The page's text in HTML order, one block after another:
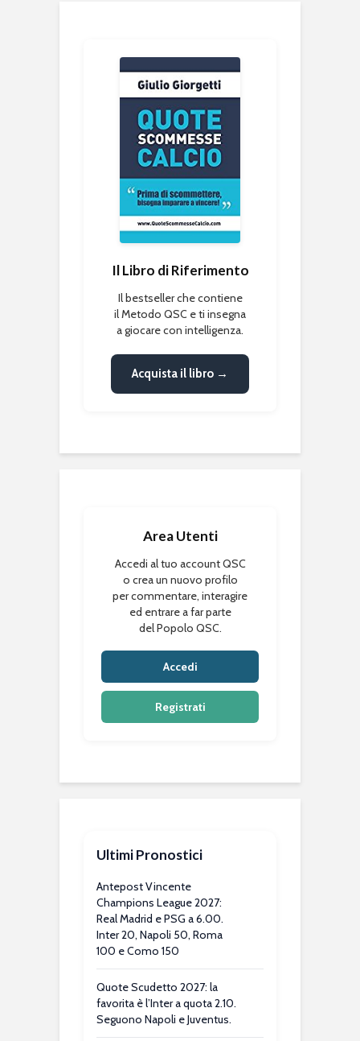
Il Libro di Riferimento
Il bestseller che contiene
il Metodo QSC e ti insegna
a giocare con intelligenza.
Acquista il libro →
Area Utenti
Accedi al tuo account QSC
o crea un nuovo profilo
per commentare, interagire
ed entrare a far parte
del Popolo QSC.
Accedi
Registrati
Ultimi Pronostici
Antepost Vincente
Champions League 2027:
Real Madrid e PSG a 6.00.
Inter 20, Napoli 50, Roma
100 e Como 150
Quote Scudetto 2027: la
favorita è l’Inter a quota 2.10.
Seguono Napoli e Juventus.